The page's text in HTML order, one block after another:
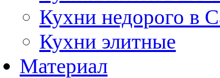
Кухни недорого в
Кухни элитные
Материал